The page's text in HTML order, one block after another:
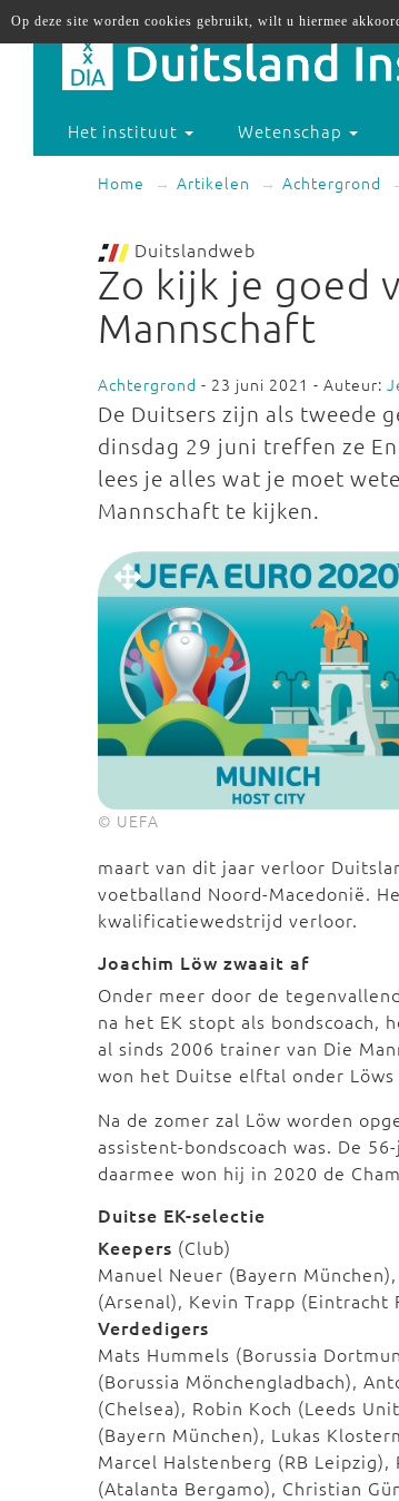
Het instituut Wetenschap
Home Artikelen Achtergrond
Duitslandweb
Zo kijk je goed
Mannschaft
Achtergrond - 23 juni 2021 - Auteur:
De Duitsers zijn als tweede
dinsdag 29 juni treffen ze
lees je alles wat je moet
Mannschaft te kijken.
© UEFA
maart van dit jaar verloor
voetballand Noord-Macedonië.
kwalificatiewedstrijd verloor.
Joachim Löw zwaait af
Onder meer door de
na het EK stopt als bondscoach,
al sinds 2006 trainer van Die
won het Duitse elftal onder
Na de zomer zal Löw worden
assistent-bondscoach was. De
daarmee won hij in 2020 de
Duitse EK-selectie
Keepers (Club)
Manuel Neuer (Bayern
(Arsenal), Kevin Trapp (Eintracht
Verdedigers
Mats Hummels (Borussia
(Borussia Mönchengladbach),
(Chelsea), Robin Koch (Leeds
(Bayern München), Lukas
Marcel Halstenberg (RB Leipzig),
(Atalanta Bergamo), Christian
Op deze site worden cookies gebruikt, wilt u hiermee